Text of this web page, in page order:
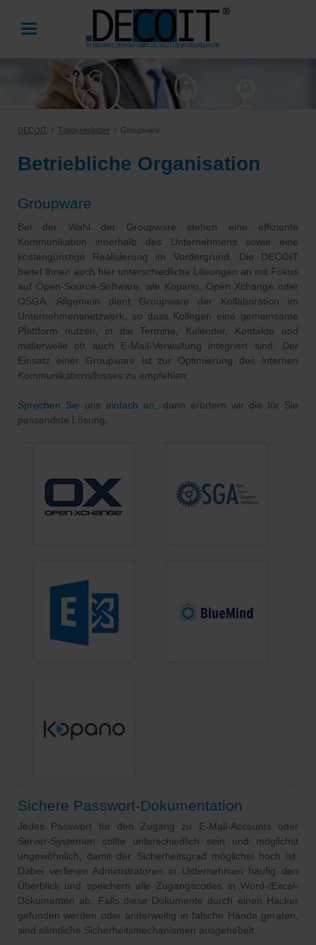
DECOIT Tätigkeitsfelder Groupware
Betriebliche Organisation
Groupware
Bei der Wahl der Groupware stehen eine effiziente
Kommunikation innerhalb des Unternehmens sowie eine
kostengünstige Realisierung im Vordergrund. Die DECOIT
bietet Ihnen auch hier unterschiedliche Lösungen an mit Fokus
auf Open-Source-Software, wie Kopano, Open Xchange oder
OSGA. Allgemein dient Groupware der Kollaboration im
Unternehmensnetzwerk, so dass Kollegen eine gemeinsame
Plattform nutzen, in die Termine, Kalender, Kontakte und
mittlerweile oft auch E-Mail-Verwaltung integriert sind. Der
Einsatz einer Groupware ist zur Optimierung des internen
Kommunikationsflusses zu empfehlen.
Sprechen Sie uns einfach an , dann erörtern wir die für Sie
passendste Lösung.
Sichere Passwort-Dokumentation
Jedes Passwort für den Zugang zu E-Mail-Accounts oder
Server-Systemen sollte unterschiedlich sein und möglichst
ungewöhnlich, damit der Sicherheitsgrad möglichst hoch ist.
Dabei verlieren Administratoren in Unternehmen häufig den
Überblick und speichern alle Zugangscodes in Word-/Excel-
Dokumenten ab. Falls diese Dokumente durch einen Hacker
gefunden werden oder anderweitig in falsche Hände geraten,
sind sämtliche Sicherheitsmechanismen ausgehebelt.